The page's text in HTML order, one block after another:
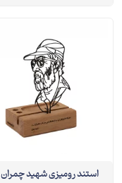
استند رومیزی شهید چمران